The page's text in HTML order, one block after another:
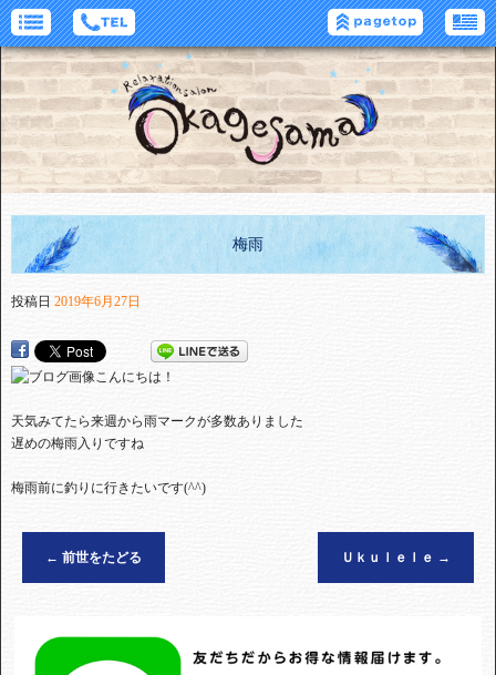
梅雨
投稿日 2019年6月27日
こんにちは！
天気みてたら来週から雨マークが多数ありました
遅めの梅雨入りですね
梅雨前に釣りに行きたいです(^^)
← 前世をたどる Ｕｋｕｌｅｌｅ →